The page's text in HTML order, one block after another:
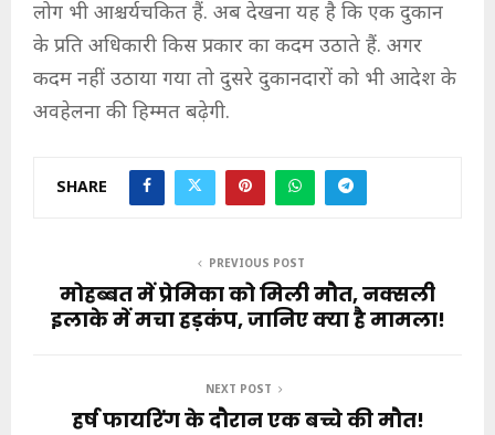
लोग भी आश्चर्यचकित हैं. अब देखना यह है कि एक दुकान
के प्रति अधिकारी किस प्रकार का कदम उठाते हैं. अगर
कदम नहीं उठाया गया तो दुसरे दुकानदारों को भी आदेश के
अवहेलना की हिम्मत बढ़ेगी.
SHARE
PREVIOUS POST
मोहब्बत में प्रेमिका को मिली मौत, नक्सली
इलाके में मचा हड़कंप, जानिए क्या है मामला!
NEXT POST
हर्ष फायरिंग के दौरान एक बच्चे की मौत!